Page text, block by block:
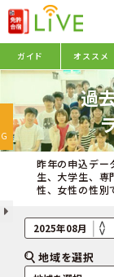
ガイド オススメ
過
昨年の申込デー
生、大学生、専
性、女性の性別
地域を選択